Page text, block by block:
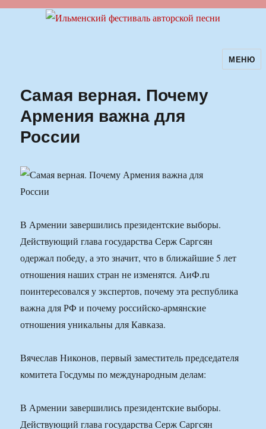
Ильменский фестиваль авторскойМЕНЮ
Самая верная. Почему
Армения важна для
России
В Армении завершились президентские выборы.
Действующий глава государства Серж Саргсян
одержал победу, а это значит, что в ближайшие 5 лет
отношения наших стран не изменятся. АиФ.ru
поинтересовался у экспертов, почему эта республика
важна для РФ и почему российско-армянские
отношения уникальны для Кавказа.
Вячеслав Никонов, первый заместитель председателя
комитета Госдумы по международным делам:
В Армении завершились президентские выборы.
Действующий глава государства Серж Саргсян